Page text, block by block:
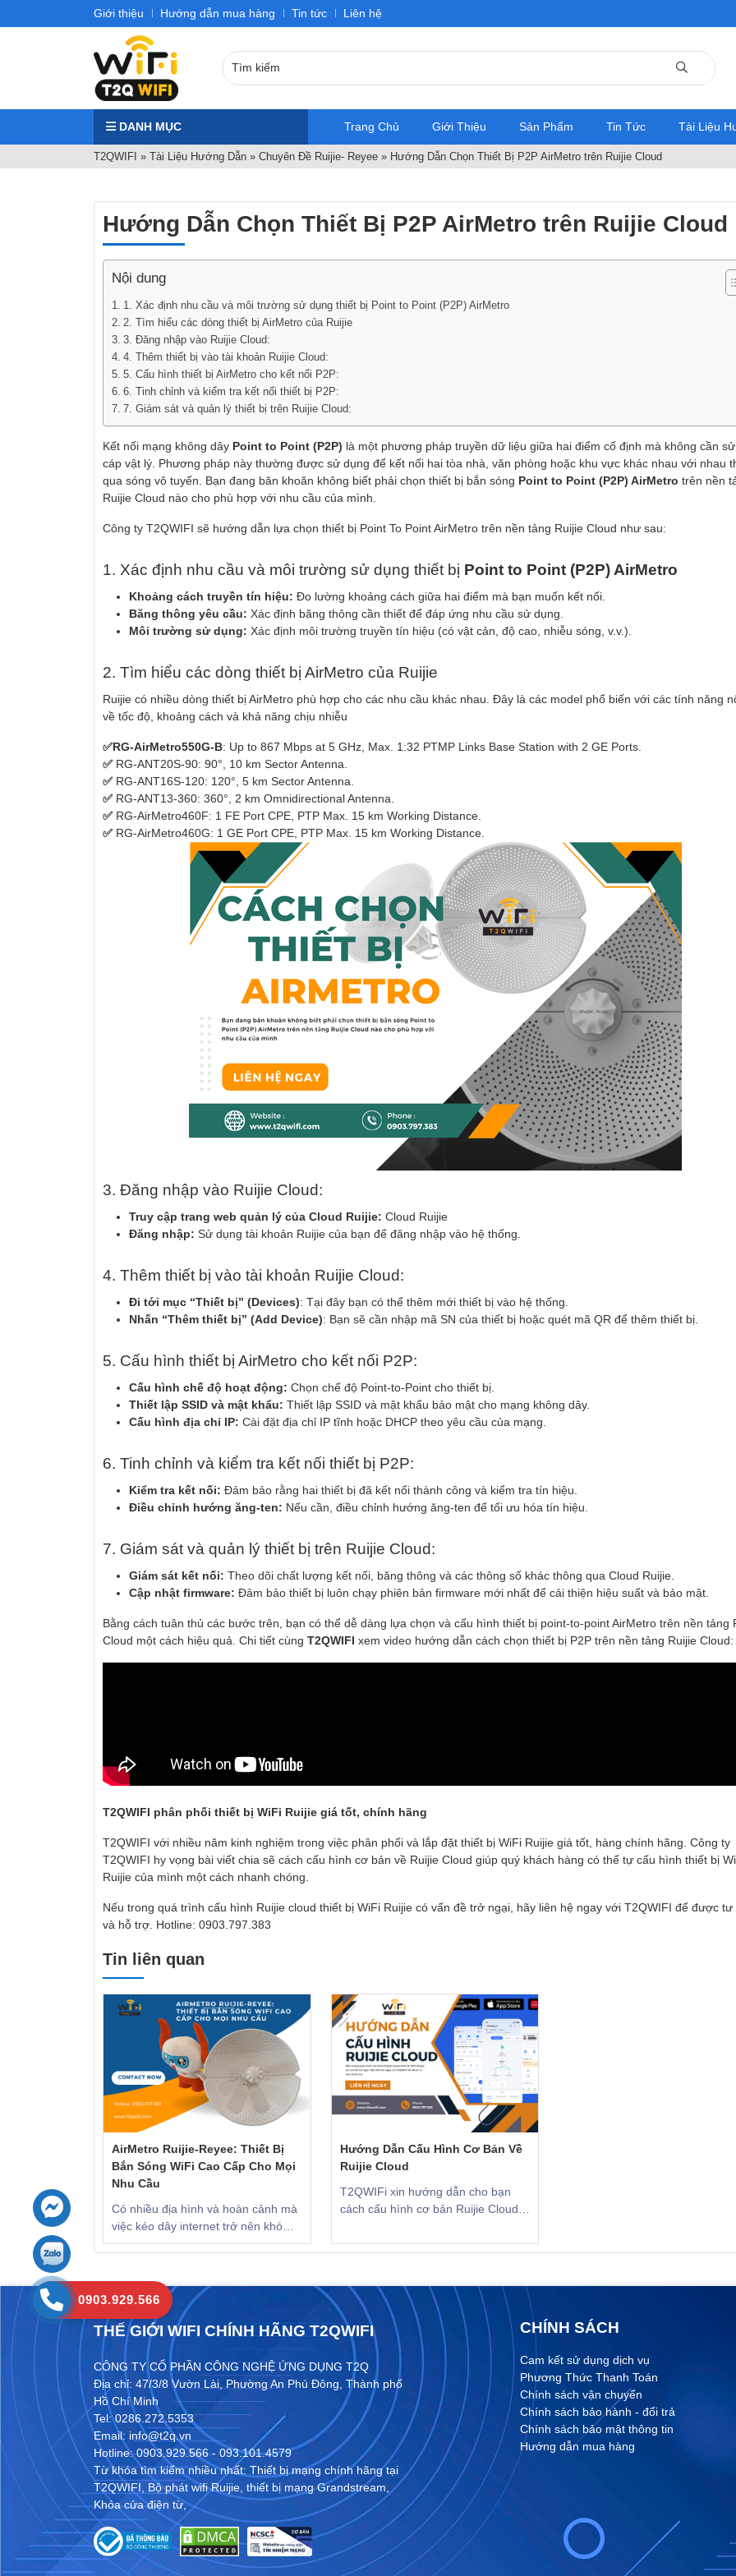
Giới thiệu Hướng dẫn mua hàng Tin tức Liên hệ
DANH MỤC Trang Chủ Giới Thiệu Sản Phẩm Tin Tức Tài Liệu
T2QWIFI » Tài Liệu Hướng Dẫn » Chuyên Đề Ruijie- Reyee » Hướng Dẫn Chọn Thiết Bị P2P AirMetro trên Ruijie Cloud
Hướng Dẫn Chọn Thiết Bị P2P AirMetro trên Ruijie Cloud
Nội dung
1. Xác định nhu cầu và môi trường sử dụng thiết bị Point to Point (P2P) AirMetro
2. Tìm hiểu các dòng thiết bị AirMetro của Ruijie
3. Đăng nhập vào Ruijie Cloud:
4. Thêm thiết bị vào tài khoản Ruijie Cloud:
5. Cấu hình thiết bị AirMetro cho kết nối P2P:
6. Tinh chỉnh và kiểm tra kết nối thiết bị P2P:
7. Giám sát và quản lý thiết bị trên Ruijie Cloud:
Kết nối mạng không dây Point to Point (P2P) là một phương pháp truyền dữ liệu giữa hai điểm cố định mà không cần
cáp vật lý. Phương pháp này thường được sử dụng để kết nối hai tòa nhà, văn phòng hoặc khu vực khác nhau với nhau
qua sóng vô tuyến. Bạn đang băn khoăn không biết phải chọn thiết bị bắn sóng Point to Point (P2P) AirMetro trên nền
Ruijie Cloud nào cho phù hợp với nhu cầu của mình.
Công ty T2QWIFI sẽ hướng dẫn lựa chọn thiết bị Point To Point AirMetro trên nền tảng Ruijie Cloud như sau:
1. Xác định nhu cầu và môi trường sử dụng thiết bị Point to Point (P2P) AirMetro
Khoảng cách truyền tín hiệu: Đo lường khoảng cách giữa hai điểm mà bạn muốn kết nối.
Băng thông yêu cầu: Xác định băng thông cần thiết để đáp ứng nhu cầu sử dụng.
Môi trường sử dụng: Xác định môi trường truyền tín hiệu (có vật cản, độ cao, nhiễu sóng, v.v.).
2. Tìm hiểu các dòng thiết bị AirMetro của Ruijie
Ruijie có nhiều dòng thiết bị AirMetro phù hợp cho các nhu cầu khác nhau. Đây là các model phổ biến với các tính năng
về tốc độ, khoảng cách và khả năng chịu nhiễu
✅RG-AirMetro550G-B: Up to 867 Mbps at 5 GHz, Max. 1:32 PTMP Links Base Station with 2 GE Ports.
✅ RG-ANT20S-90: 90°, 10 km Sector Antenna.
✅ RG-ANT16S-120: 120°, 5 km Sector Antenna.
✅ RG-ANT13-360: 360°, 2 km Omnidirectional Antenna.
✅ RG-AirMetro460F: 1 FE Port CPE, PTP Max. 15 km Working Distance.
✅ RG-AirMetro460G: 1 GE Port CPE, PTP Max. 15 km Working Distance.
3. Đăng nhập vào Ruijie Cloud:
Truy cập trang web quản lý của Cloud Ruijie: Cloud Ruijie
Đăng nhập: Sử dụng tài khoản Ruijie của bạn để đăng nhập vào hệ thống.
4. Thêm thiết bị vào tài khoản Ruijie Cloud:
Đi tới mục “Thiết bị” (Devices): Tại đây bạn có thể thêm mới thiết bị vào hệ thống.
Nhấn “Thêm thiết bị” (Add Device): Bạn sẽ cần nhập mã SN của thiết bị hoặc quét mã QR để thêm thiết bị.
5. Cấu hình thiết bị AirMetro cho kết nối P2P:
Cấu hình chế độ hoạt động: Chọn chế độ Point-to-Point cho thiết bị.
Thiết lập SSID và mật khẩu: Thiết lập SSID và mật khẩu bảo mật cho mạng không dây.
Cấu hình địa chỉ IP: Cài đặt địa chỉ IP tĩnh hoặc DHCP theo yêu cầu của mạng.
6. Tinh chỉnh và kiểm tra kết nối thiết bị P2P:
Kiểm tra kết nối: Đảm bảo rằng hai thiết bị đã kết nối thành công và kiểm tra tín hiệu.
Điều chỉnh hướng ăng-ten: Nếu cần, điều chỉnh hướng ăng-ten để tối ưu hóa tín hiệu.
7. Giám sát và quản lý thiết bị trên Ruijie Cloud:
Giám sát kết nối: Theo dõi chất lượng kết nối, băng thông và các thông số khác thông qua Cloud Ruijie.
Cập nhật firmware: Đảm bảo thiết bị luôn chạy phiên bản firmware mới nhất để cải thiện hiệu suất và bảo mật.
Bằng cách tuân thủ các bước trên, bạn có thể dễ dàng lựa chọn và cấu hình thiết bị point-to-point AirMetro trên nền tảng
Cloud một cách hiệu quả. Chi tiết cùng T2QWIFI xem video hướng dẫn cách chọn thiết bị P2P trên nền tảng Ruijie Cloud:
T2QWIFI phân phối thiết bị WiFi Ruijie giá tốt, chính hãng
T2QWIFI với nhiều năm kinh nghiệm trong việc phân phối và lắp đặt thiết bị WiFi Ruijie giá tốt, hàng chính hãng. Công ty
T2QWIFI hy vọng bài viết chia sẽ cách cấu hình cơ bản về Ruijie Cloud giúp quý khách hàng có thể tự cấu hình thiết bị
Ruijie của mình một cách nhanh chóng.
Nếu trong quá trình cấu hình Ruijie cloud thiết bị WiFi Ruijie có vấn đề trở ngại, hãy liên hệ ngay với T2QWIFI để được tư
và hỗ trợ. Hotline: 0903.797.383
Tin liên quan
AirMetro Ruijie-Reyee: Thiết Bị
Bắn Sóng WiFi Cao Cấp Cho Mọi
Nhu Cầu
Có nhiều địa hình và hoàn cảnh mà
việc kéo dây internet trở nên khó
khăn hoặc không thể thực hiện
AirMetro của hãng Ruijie- Reyee.
Hướng Dẫn Cấu Hình Cơ Bản Về
Ruijie Cloud
T2QWIFi xin hướng dẫn cho bạn
cách cấu hình cơ bản Ruijie Cloud.
quản lý thiết bị một cách đơn giản,
THẾ GIỚI WIFI CHÍNH HÃNG T2QWIFI
CÔNG TY CỔ PHẦN CÔNG NGHỆ ỨNG DỤNG T2Q
Địa chỉ: 47/3/8 Vườn Lài, Phường An Phú Đông, Thành phố
Hồ Chí Minh
Tel: 0286.272.5353
Email: info@t2q.vn
Hotline: 0903.929.566 - 093.101.4579
Từ khóa tìm kiếm nhiều nhất: Thiết bị mạng chính hãng tại
T2QWIFI
Bộ phát wifi Ruijie thiết bị mạng Grandstream
Khóa cửa điện từ,
CHÍNH SÁCH
Cam kết sử dụng dịch vụ
Phương Thức Thanh Toán
Chính sách vận chuyển
Chính sách bảo hành - đổi trả
Chính sách bảo mật thông tin
Hướng dẫn mua hàng
0903.929.566